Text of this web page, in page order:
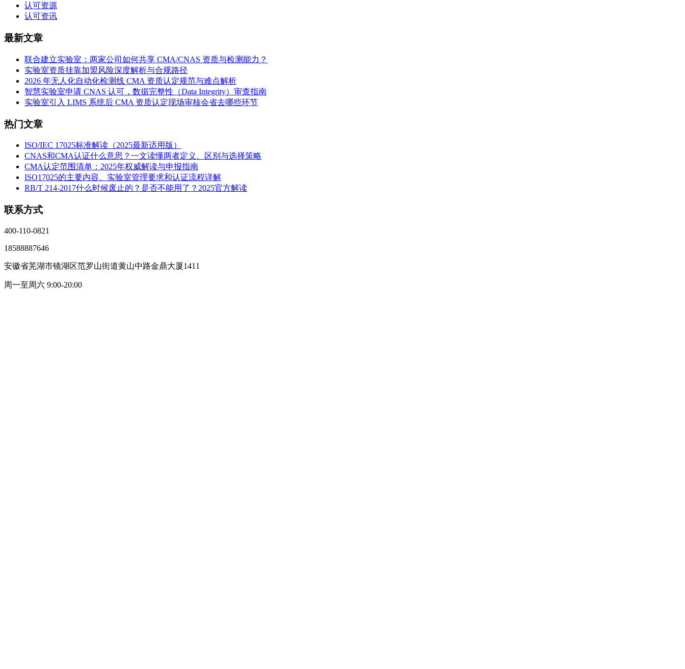
认可资源
认可资讯
最新文章
联合建立实验室：两家公司如何共享 CMA/CNAS 资质与检测能力？
实验室资质挂靠加盟风险深度解析与合规路径
2026 年无人化自动化检测线 CMA 资质认定规范与难点解析
智慧实验室申请 CNAS 认可，数据完整性（Data Integrity）审查指南
实验室引入 LIMS 系统后 CMA 资质认定现场审核会省去哪些环节
热门文章
ISO/IEC 17025标准解读（2025最新适用版）
CNAS和CMA认证什么意思？一文读懂两者定义、区别与选择策略
CMA认定范围清单：2025年权威解读与申报指南
ISO17025的主要内容、实验室管理要求和认证流程详解
RB/T 214-2017什么时候废止的？是否不能用了？2025官方解读
联系方式
400-110-0821
18588887646
安徽省芜湖市镜湖区范罗山街道黄山中路金鼎大厦1411
周一至周六 9:00-20:00